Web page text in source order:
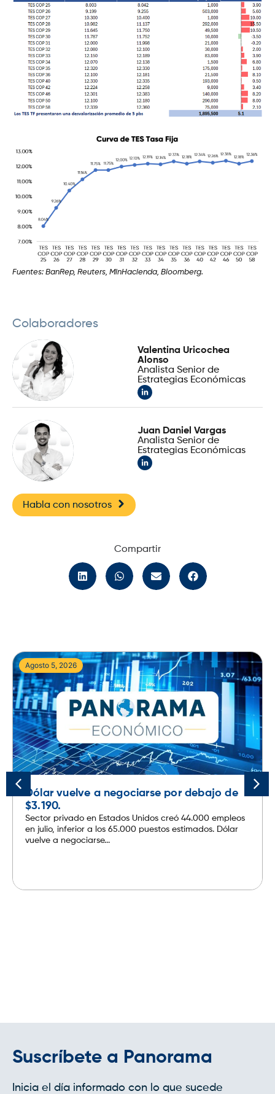
Fuentes: BanRep, Reuters, MinHacienda, Bloomberg.
Colaboradores
Valentina Uricochea
Alonso
Analista Senior de
Estrategias Económicas
Juan Daniel Vargas
Analista Senior de
Estrategias Económicas
Habla con nosotros
Compartir
Agosto 5, 2026
Dólar vuelve a negociarse por debajo de
$3.190.
Sector privado en Estados Unidos creó 44.000 empleos
en julio, inferior a los 65.000 puestos estimados. Dólar
vuelve a negociarse...
Suscríbete a Panorama
Inicia el día informado con lo que sucede